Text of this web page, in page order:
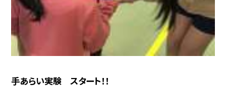
手あらい実験 スタート！！